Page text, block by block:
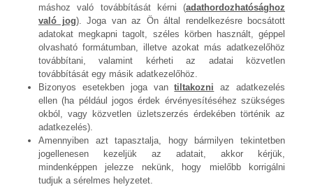
máshoz való továbbítását kérni (adathordozhatósághoz
való jog). Joga van az Ön által rendelkezésre bocsátott
adatokat megkapni tagolt, széles körben használt, géppel
olvasható formátumban, illetve azokat más adatkezelőhöz
továbbítani, valamint kérheti az adatai közvetlen
továbbítását egy másik adatkezelőhöz.
Bizonyos esetekben joga vantiltakozni az adatkezelés
ellen (ha például jogos érdek érvényesítéséhez szükséges
okból, vagy közvetlen üzletszerzés érdekében történik az
adatkezelés).
Amennyiben azt tapasztalja, hogy bármilyen tekintetben
jogellenesen kezeljük az adatait, akkor kérjük,
mindenképpen jelezze nekünk, hogy mielőbb korrigálni
tudjuk a sérelmes helyzetet.